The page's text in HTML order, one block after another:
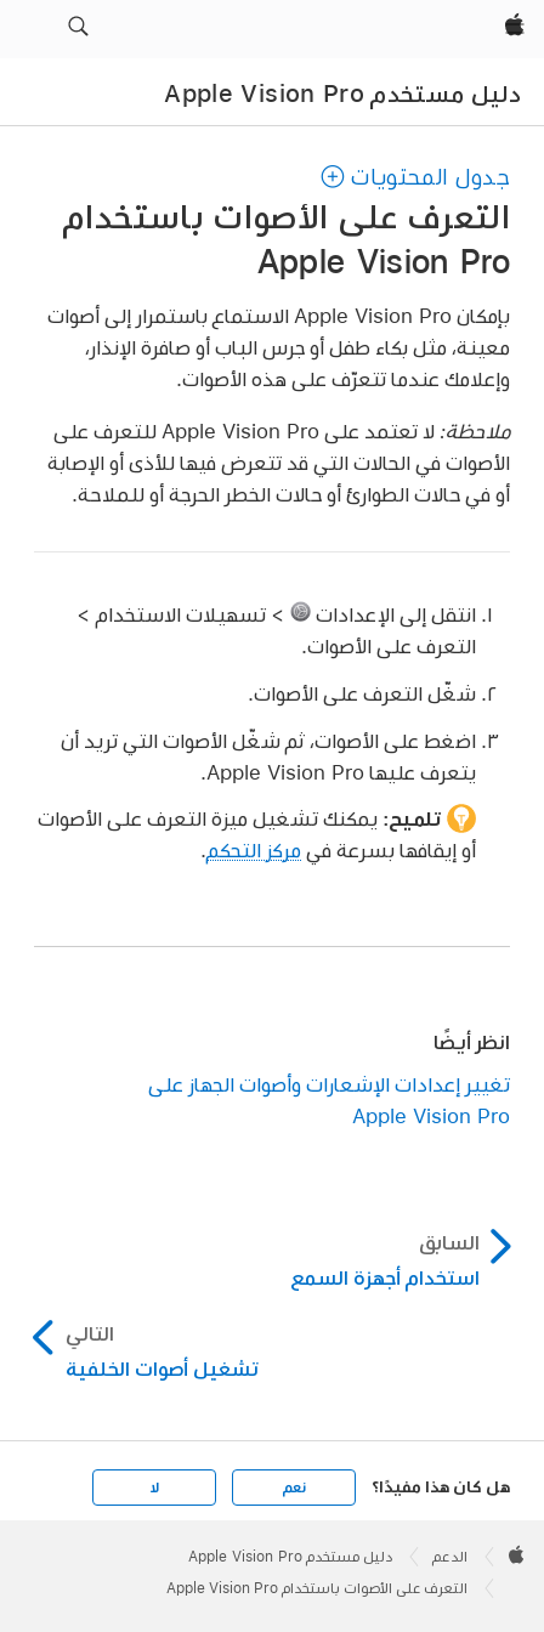
Apple‏
دليل مستخدم Apple Vision Pro
جدول المحتويات
التعرف على الأصوات باستخدام
Apple Vision Pro
بإمكان Apple Vision Pro الاستماع باستمرار إلى أصوات
معينة، مثل بكاء طفل أو جرس الباب أو صافرة الإنذار،
وإعلامك عندما تتعرّف على هذه الأصوات.
ملاحظة:
لا تعتمد على Apple Vision Pro للتعرف على
الأصوات في الحالات التي قد تتعرض فيها للأذى أو الإصابة
أو في حالات الطوارئ أو حالات الخطر الحرجة أو للملاحة.
انتقل إلى الإعدادات
> تسهيلات الاستخدام >
التعرف على الأصوات.
شغّل التعرف على الأصوات.
اضغط على الأصوات، ثم شغّل الأصوات التي تريد أن
يتعرف عليها Apple Vision Pro.
تلميح: يمكنك تشغيل ميزة التعرف على الأصوات
أو إيقافها بسرعة في مركز التحكم
انظر أيضًا
تغيير إعدادات الإشعارات وأصوات الجهاز على
Apple Vision Pro
السابق
استخدام أجهزة السمع
التالي
تشغيل أصوات الخلفية
هل كان هذا مفيدًا؟ نعم لا
Footer

الدعم دليل مستخدم Apple Vision Pro
التعرف على الأصوات باستخدام Apple Vision Pro